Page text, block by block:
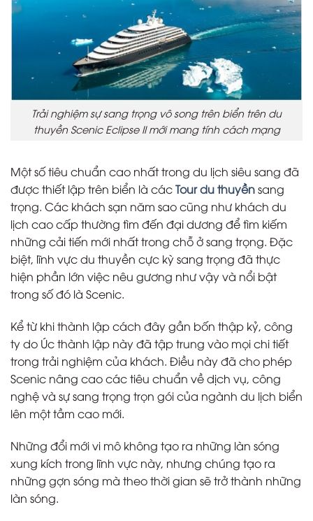
Trải nghiệm sự sang trọng vô song trên biển trên du
thuyền Scenic Eclipse II mới mang tính cách mạng
Một số tiêu chuẩn cao nhất trong du lịch siêu sang đã
được thiết lập trên biển là cácTour du thuyềnsang
trọng. Các khách sạn năm sao cũng như khách du
lịch cao cấp thường tìm đến đại dương để tìm kiếm
những cải tiến mới nhất trong chỗ ở sang trọng. Đặc
biệt, lĩnh vực du thuyền cực kỳ sang trọng đã thực
hiện phần lớn việc nêu gương như vậy và nổi bật
trong số đó là Scenic.
Kể từ khi thành lập cách đây gần bốn thập kỷ, công
ty do Úc thành lập này đã tập trung vào mọi chi tiết
trong trải nghiệm của khách. Điều này đã cho phép
Scenic nâng cao các tiêu chuẩn về dịch vụ, công
nghệ và sự sang trọng trọn gói của ngành du lịch biển
lên một tầm cao mới.
Những đổi mới vi mô không tạo ra những làn sóng
xung kích trong lĩnh vực này, nhưng chúng tạo ra
những gợn sóng mà theo thời gian sẽ trở thành những
làn sóng.